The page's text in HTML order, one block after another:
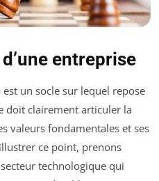
entreprise
est un socle sur lequel repose
doit clairement articuler la
valeurs fondamentales et ses
ce point, prenons
technologique qui